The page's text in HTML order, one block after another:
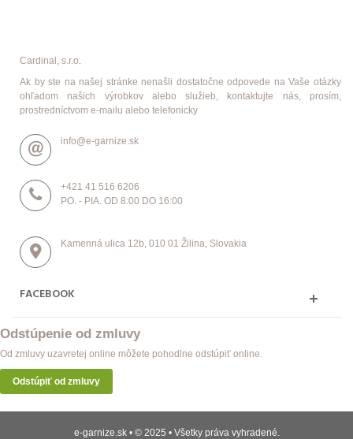
Cardinal, s.r.o.
Ak by ste na našej stránke nenašli dostatočne odpovede na Vaše otázky
ohľadom našich výrobkov alebo služieb, kontaktujte nás, prosím,
prostredníctvom e-mailu alebo telefonicky
info@e-garnize.sk
+421 41 516 6206
PO. - PIA. OD 8:00 DO 16:00
Kamenná ulica 12b, 010 01 Žilina, Slovakia
FACEBOOK
Odstúpenie od zmluvy
Od zmluvy uzavretej online môžete pohodlne odstúpiť online.
Odstúpiť od zmluvy
e-garnize.sk • © 2025 • Všetky práva vyhradené.